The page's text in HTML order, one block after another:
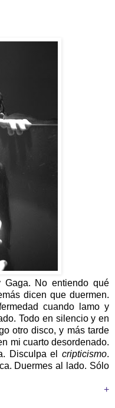
Gaga. No entiendo qué
dicen que duermen.
cuando lamo y
Todo en silencio y en
otro disco, y más tarde
mi cuarto desordenado.
Disculpa el cripticismo.
Duermes al lado. Sólo
+